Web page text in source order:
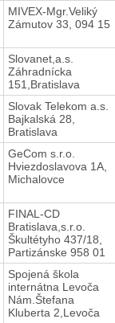
MIVEX-Mgr.Veliký
Zámutov 33, 094 15
Slovanet,a.s.
Záhradnícka
151,Bratislava
Slovak Telekom a.s.
Bajkalská 28,
Bratislava
GeCom s.r.o.
Hviezdoslavova 1A,
Michalovce
FINAL-CD
Bratislava,s.r.o.
Škultétyho 437/18,
Partizánske 958 01
Spojená škola
internátna Levoča
Nám.Štefana
Kluberta 2,Levoča